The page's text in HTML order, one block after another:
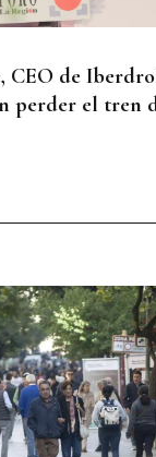
CEO de
perder el tren
Tagle, CEO
a numerosas